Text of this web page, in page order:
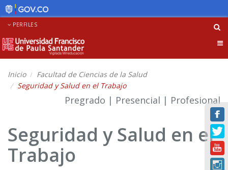
PERFILES
Inicio
Facultad de Ciencias de la Salud
Seguridad y Salud en el Trabajo
Pregrado | Presencial | Profesional
Seguridad y Salud en el
Trabajo